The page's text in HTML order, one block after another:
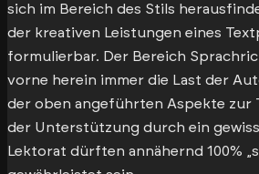
sich im Bereich des Stils
der kreativen Leistungen eines
formulierbar. Der Bereich
vorne herein immer die Last der
der oben angeführten Aspekte zur
der Unterstützung durch ein
Lektorat dürften annähernd 100%